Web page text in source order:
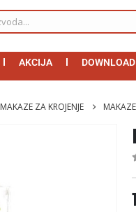
AKCIJA DOWNLOAD
MAKAZE ZA KROJENJE